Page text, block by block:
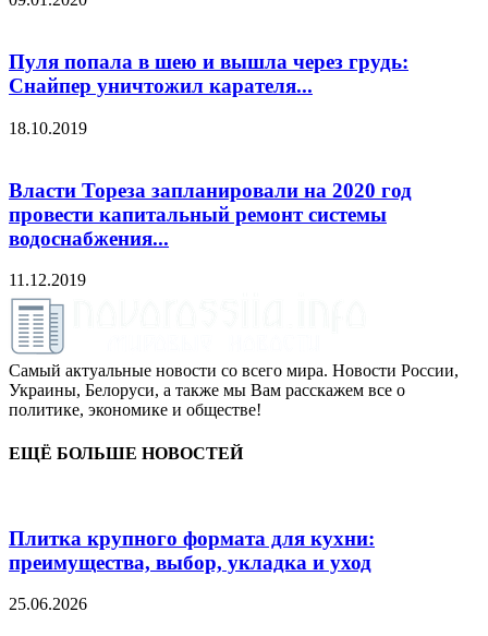
Пуля попала в шею и вышла через грудь:
Снайпер уничтожил карателя...
18.10.2019
Власти Тореза запланировали на 2020 год
провести капитальный ремонт системы
водоснабжения...
11.12.2019
Самый актуальные новости со всего мира. Новости России,
Украины, Белоруси, а также мы Вам расскажем все о
политике, экономике и обществе!
ЕЩЁ БОЛЬШЕ НОВОСТЕЙ
Плитка крупного формата для кухни:
преимущества, выбор, укладка и уход
25.06.2026